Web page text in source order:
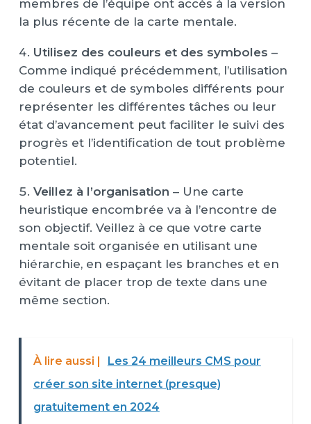
membres de l’équipe ont accès à la version
la plus récente de la carte mentale.
Utilisez des couleurs et des symboles –
Comme indiqué précédemment, l’utilisation
de couleurs et de symboles différents pour
représenter les différentes tâches ou leur
état d’avancement peut faciliter le suivi des
progrès et l’identification de tout problème
potentiel.
Veillez à l’organisation – Une carte
heuristique encombrée va à l’encontre de
son objectif. Veillez à ce que votre carte
mentale soit organisée en utilisant une
hiérarchie, en espaçant les branches et en
évitant de placer trop de texte dans une
même section.
À lire aussi |
Les 24 meilleurs CMS pour
créer son site internet (presque)
gratuitement en 2024